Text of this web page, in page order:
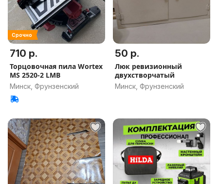
Срочно
710 р.
Торцовочная пила Wortex
MS 2520-2 LMB
Минск, Фрунзенский
50 р.
Люк ревизионный
двухстворчатый
Минск, Фрунзенский